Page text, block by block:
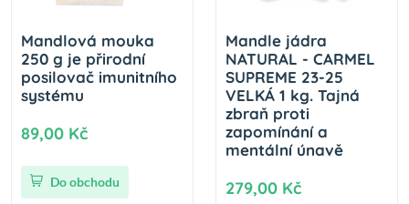
Mandlová mouka
250 g je přirodní
posilovač imunitního
systému
89,00 Kč
Do obchodu
Mandle jádra
NATURAL - CARMEL
SUPREME 23-25
VELKÁ 1 kg. Tajná
zbraň proti
zapomínání a
mentální únavě
279,00 Kč